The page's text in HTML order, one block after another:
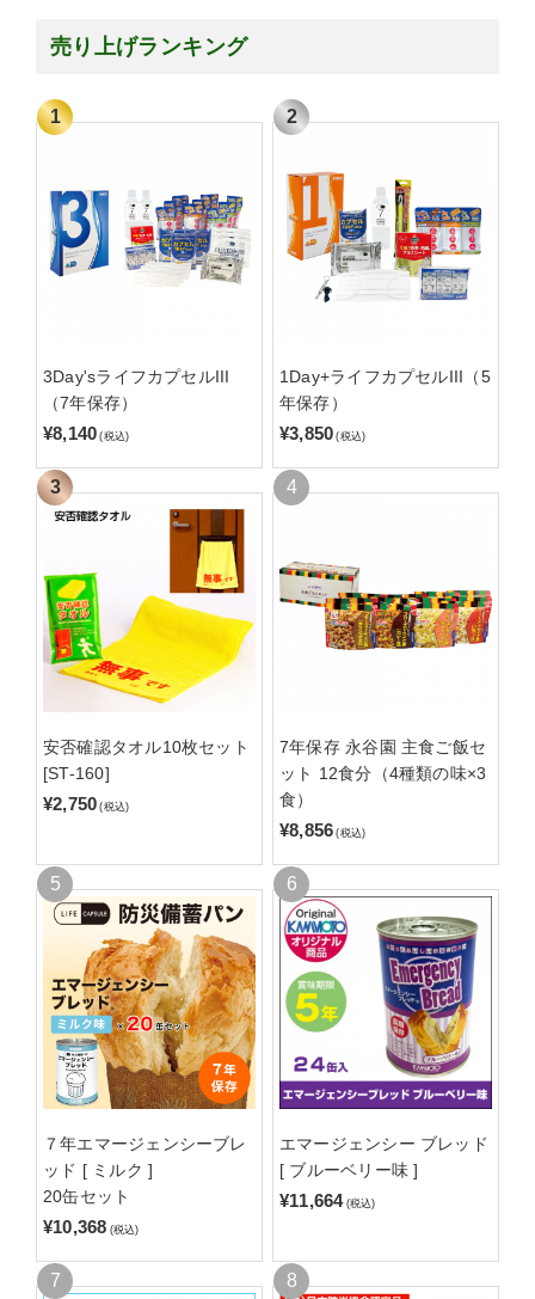
売り上げランキング
3Day'sライフカプセルIII
（7年保存）
¥8,140 (税込)
1Day+ライフカプセルIII（5
年保存）
¥3,850 (税込)
安否確認タオル10枚セット
[ST-160]
¥2,750 (税込)
7年保存 永谷園 主食ご飯セ
ット 12食分（4種類の味×3
食）
¥8,856 (税込)
７年エマージェンシーブレ
ッド [ ミルク ]
20缶セット
¥10,368 (税込)
エマージェンシー ブレッド
[ ブルーベリー味 ]
¥11,664 (税込)